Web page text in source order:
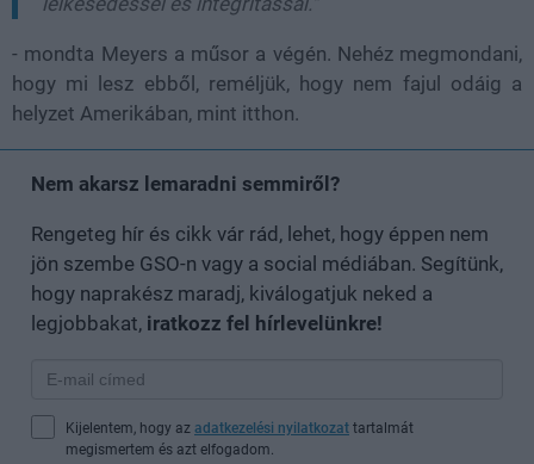
- mondta Meyers a műsor a végén. Nehéz megmondani,
hogy mi lesz ebből, reméljük, hogy nem fajul odáig a
helyzet Amerikában, mint itthon.
Nem akarsz lemaradni semmiről?
Rengeteg hír és cikk vár rád, lehet, hogy éppen nem
jön szembe GSO-n vagy a social médiában. Segítünk,
hogy naprakész maradj, kiválogatjuk neked a
legjobbakat, iratkozz fel hírlevelünkre!
Kijelentem, hogy az adatkezelési nyilatkozat tartalmát
megismertem és azt elfogadom.